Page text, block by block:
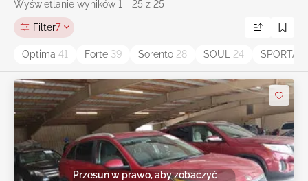
Wyświetlanie wyników 1 - 25 z 25
Filter7
Optima 41 Forte 39 Sorento 28 SOUL 24
Przesuń w prawo, aby zobaczyć